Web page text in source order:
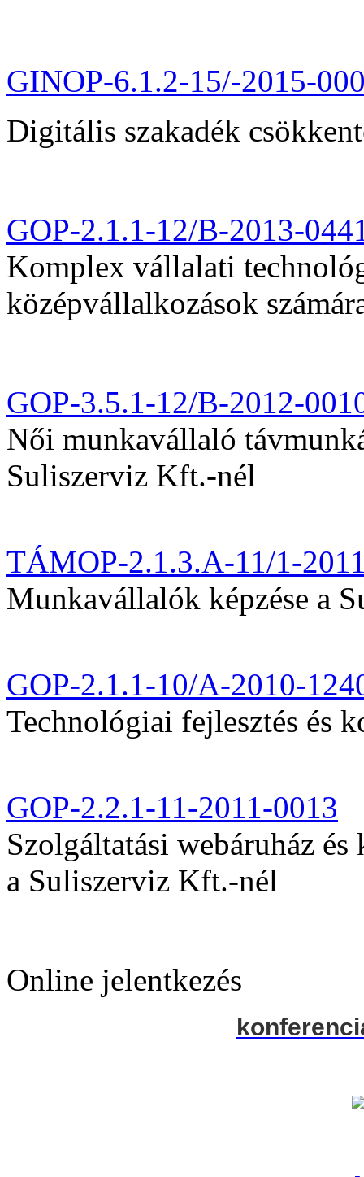
GINOP-6.1.2-15/-2015-
Digitális szakadék
GOP-2.1.1-12/B-2013-
Komplex vállalati
középvállalkozások
GOP-3.5.1-12/B-2012-
Női munkavállaló
Suliszerviz Kft.-nél
TÁMOP-2.1.3.A-11/1-
Munkavállalók képzése a
GOP-2.1.1-10/A-2010-
Technológiai fejlesztés és
GOP-2.2.1-11-2011-0013
Szolgáltatási webáruház
a Suliszerviz Kft.-nél
Online jelentkezés